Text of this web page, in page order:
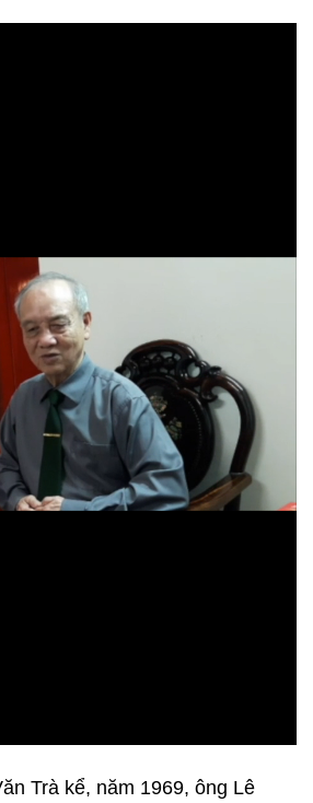
Trà kể, năm 1969, ông Lê